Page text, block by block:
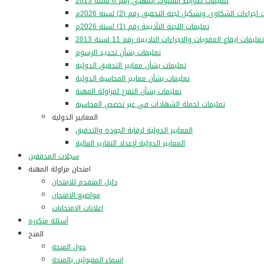
الشكاوى وتشكيل لجنة التحقيق رقم (2) لسنة 2026م
تعليمات اللجنة التأديبية رقم (1) لسنة 2026م
تعليمات ايقاع العقوبات والاجراءات التاديبية رقم 11 لسنة 2013
تعليمات بشأن تحديد الرسوم
تعليمات بشأن معايير التدقيق الدولية
تعليمات بشأن معايير المحاسبة الدولية
تعليمات بشأن التفرغ لمزاولة المهنة
تعليمات لحملة الشهادات في غير تخصص المحاسبة
المعايير الدولية
المعايير الدولية لرقابة الجودة والتدقيق
المعايير الدولية لإعداد التقارير المالية
سجلات المدققين
امتحان مزاولة المهنة
دليل المتقدم للامتحان
مواضيع الامتحان
اعلانات الامتحانات
أسئلة متكررة
المنح
حول المنحة
اسماء المقبولين بالمنحة